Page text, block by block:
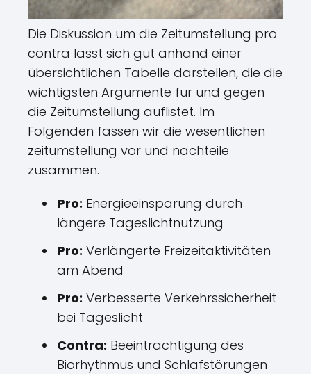
Die Diskussion um die Zeitumstellung pro
contra lässt sich gut anhand einer
übersichtlichen Tabelle darstellen, die die
wichtigsten Argumente für und gegen
die Zeitumstellung auflistet. Im
Folgenden fassen wir die wesentlichen
zeitumstellung vor und nachteile
zusammen.
Pro: Energieeinsparung durch
längere Tageslichtnutzung
Pro: Verlängerte Freizeitaktivitäten
am Abend
Pro: Verbesserte Verkehrssicherheit
bei Tageslicht
Contra: Beeinträchtigung des
Biorhythmus und Schlafstörungen